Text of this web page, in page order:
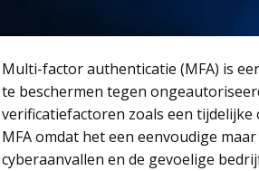
Multi-factor authenticatie (MFA) is
te beschermen tegen
verificatiefactoren zoals een
MFA omdat het een eenvoudige
cyberaanvallen en de gevoelige